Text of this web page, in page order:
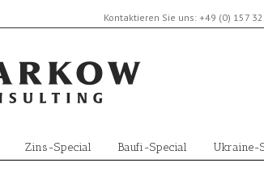
Kontaktieren Sie uns: +49 (0) 157
Zins-Special Baufi-Special Ukraine-